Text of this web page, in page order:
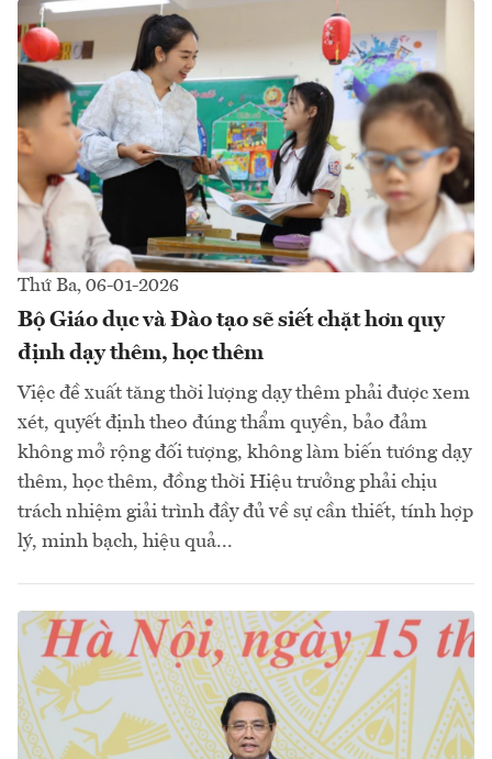
Thứ Ba, 06-01-2026
Bộ Giáo dục và Đào tạo sẽ siết chặt hơn quy
định dạy thêm, học thêm
Việc đề xuất tăng thời lượng dạy thêm phải được xem
xét, quyết định theo đúng thẩm quyền, bảo đảm
không mở rộng đối tượng, không làm biến tướng dạy
thêm, học thêm, đồng thời Hiệu trưởng phải chịu
trách nhiệm giải trình đầy đủ về sự cần thiết, tính hợp
lý, minh bạch, hiệu quả...